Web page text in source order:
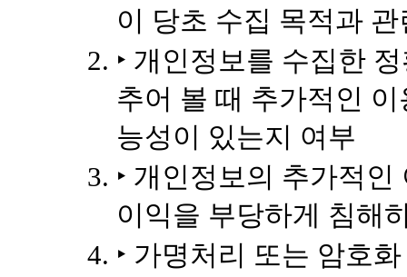
이 당초 수집 목적과
‣ 개인정보를 수집한
추어 볼 때 추가적인
능성이 있는지 여부
‣ 개인정보의 추가적
이익을 부당하게 침해
‣ 가명처리 또는 암호